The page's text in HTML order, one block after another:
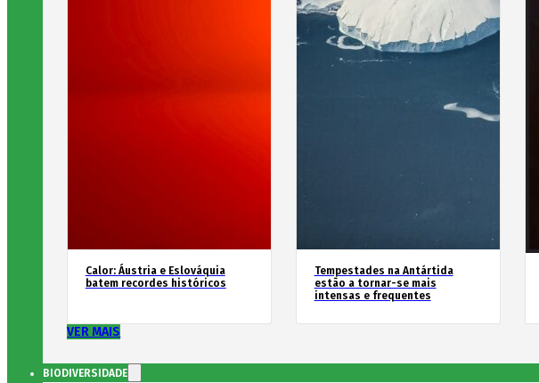
Calor: Áustria e Eslováquia
batem recordes históricos
Tempestades na Antártida
estão a tornar-se mais
intensas e frequentes
VER MAIS
BIODIVERSIDADE